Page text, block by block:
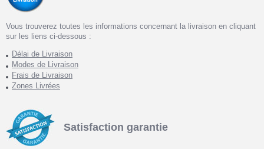
Vous trouverez toutes les informations concernant la livraison en cliquant
sur les liens ci-dessous :
Délai de Livraison
Modes de Livraison
Frais de Livraison
Zones Livrées
Satisfaction garantie